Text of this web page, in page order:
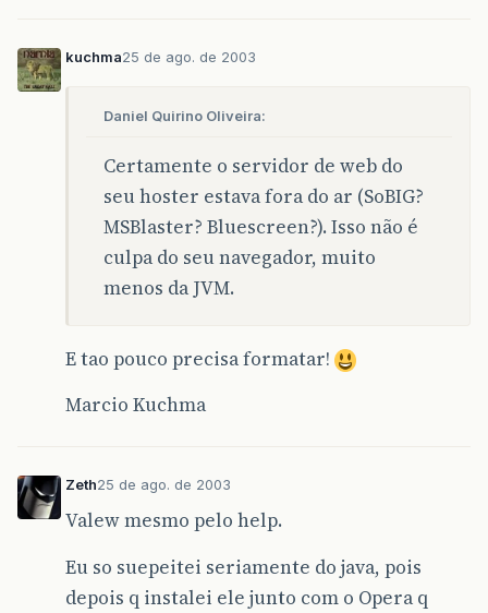
kuchma25 de ago. de 2003
Daniel Quirino Oliveira:
Certamente o servidor de web do
seu hoster estava fora do ar (SoBIG?
MSBlaster? Bluescreen?). Isso não é
culpa do seu navegador, muito
menos da JVM.
E tao pouco precisa formatar!
Marcio Kuchma
Zeth25 de ago. de 2003
Valew mesmo pelo help.
Eu so suepeitei seriamente do java, pois
depois q instalei ele junto com o Opera q